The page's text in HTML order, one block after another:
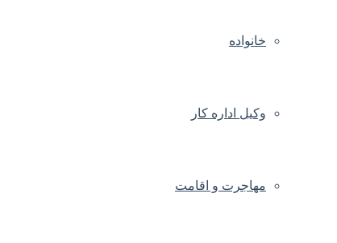
خانواده
وکیل اداره کار
مهاجرت و اقامت